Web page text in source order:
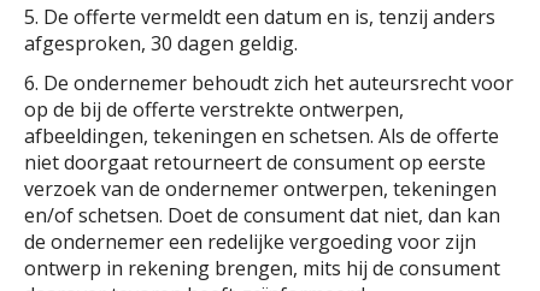
5. De offerte vermeldt een datum en is, tenzij anders
afgesproken, 30 dagen geldig.
6. De ondernemer behoudt zich het auteursrecht voor
op de bij de offerte verstrekte ontwerpen,
afbeeldingen, tekeningen en schetsen. Als de offerte
niet doorgaat retourneert de consument op eerste
verzoek van de ondernemer ontwerpen, tekeningen
en/of schetsen. Doet de consument dat niet, dan kan
de ondernemer een redelijke vergoeding voor zijn
ontwerp in rekening brengen, mits hij de consument